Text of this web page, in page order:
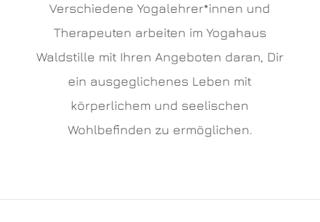
Verschiedene Yogalehrer*innen und
Therapeuten arbeiten im Yogahaus
Waldstille mit Ihren Angeboten daran, Dir
ein ausgeglichenes Leben mit
körperlichem und seelischen
Wohlbefinden zu ermöglichen.